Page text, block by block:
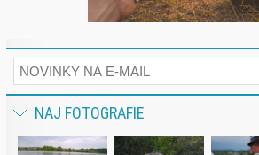
NAJ FOTOGRAFIE